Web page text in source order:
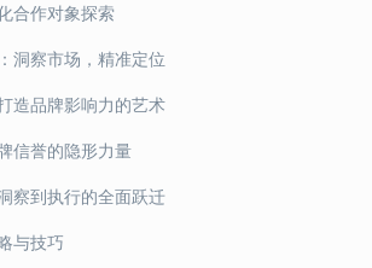
合作对象探索
洞察市场，精准定位
造品牌影响力的艺术
信誉的隐形力量
察到执行的全面跃迁
与技巧